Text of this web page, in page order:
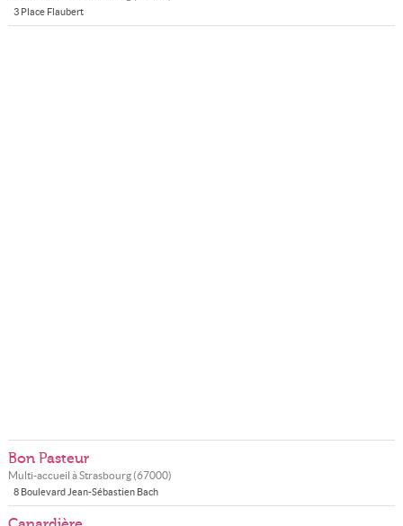
3 Place Flaubert
Bon Pasteur
Multi-accueil àStrasbourg(67000)
8 Boulevard Jean-Sébastien Bach